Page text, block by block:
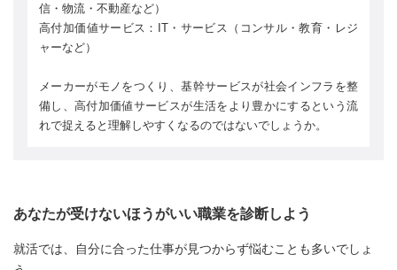
信・物流・不動産など）
高付加価値サービス：IT・サービス（コンサル・教育・レジ
ャーなど）
メーカーがモノをつくり、基幹サービスが社会インフラを整
備し、高付加価値サービスが生活をより豊かにするという流
れで捉えると理解しやすくなるのではないでしょうか。
あなたが受けないほうがいい職業を診断しよう
就活では、自分に合った仕事が見つからず悩むことも多いでしょ